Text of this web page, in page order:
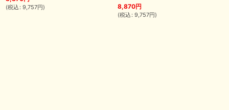
(税込 : 9,757円) 8,870円
(税込 : 9,757円)